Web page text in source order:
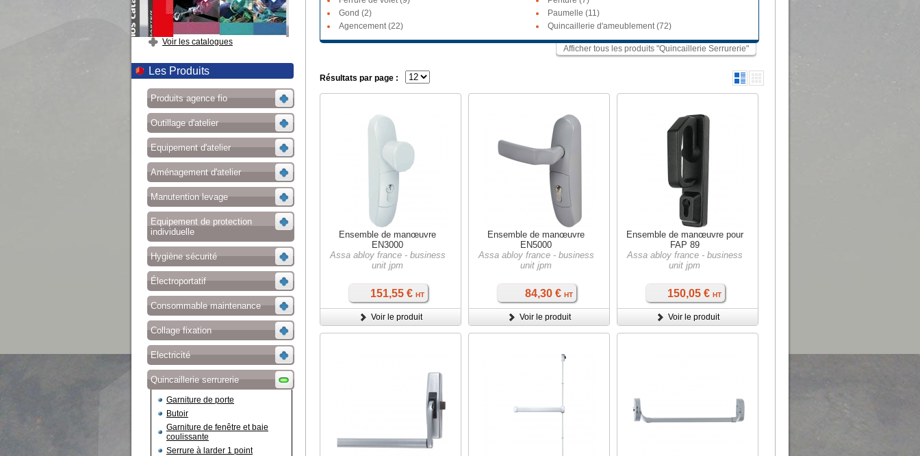
Voir les catalogues
Les Produits
Produits agence fio
Outillage d'atelier
Equipement d'atelier
Aménagement d'atelier
Manutention levage
Equipement de protection
individuelle
Hygiène sécurité
Électroportatif
Consommable maintenance
Collage fixation
Electricité
Quincaillerie serrurerie
Garniture de porte
Butoir
Garniture de fenêtre et baie
coulissante
Serrure à larder 1 point
Gond (2)
Paumelle (11)
Agencement (22)
Quincaillerie d'ameublement (72)
Afficher tous les produits "Quincaillerie Serrurerie"
Résultats par page :
Ensemble de manœuvre
EN3000
Assa abloy france - business
unit jpm
151,55 € HT
Voir le produit
Ensemble de manœuvre
EN5000
Assa abloy france - business
unit jpm
84,30 € HT
Voir le produit
Ensemble de manœuvre pour
FAP 89
Assa abloy france - business
unit jpm
150,05 € HT
Voir le produit